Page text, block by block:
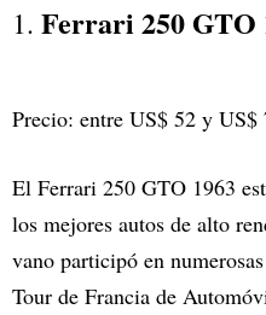
1. Ferrari 250 GTO
Precio: entre US$ 52 y
El Ferrari 250 GTO 1963
los mejores autos de alto
vano participó en
Tour de Francia de